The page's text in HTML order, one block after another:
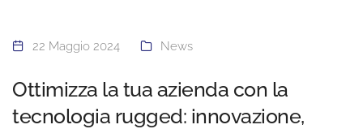
22 Maggio 2024 News
Ottimizza la tua azienda con la
tecnologia rugged: innovazione,